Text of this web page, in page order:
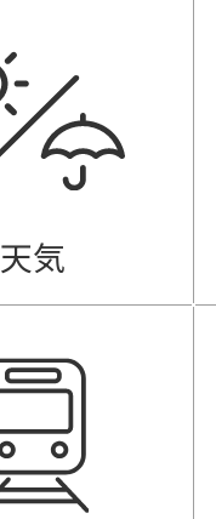
天気